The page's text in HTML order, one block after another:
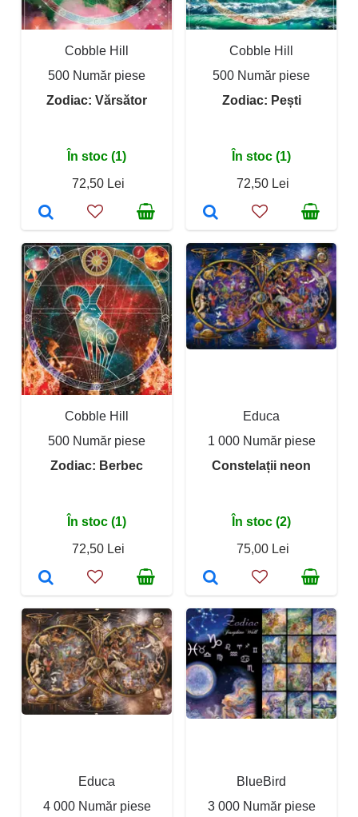
Cobble Hill
500 Număr piese
Zodiac: Vărsător
În stoc (1)
72,50 Lei
Cobble Hill
500 Număr piese
Zodiac: Pești
În stoc (1)
72,50 Lei
Cobble Hill
500 Număr piese
Zodiac: Berbec
În stoc (1)
72,50 Lei
Educa
1 000 Număr piese
Constelații neon
În stoc (2)
75,00 Lei
Educa
4 000 Număr piese
BlueBird
3 000 Număr piese